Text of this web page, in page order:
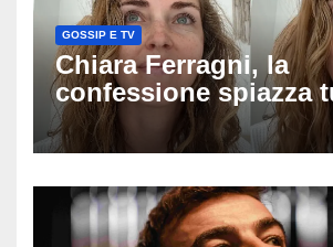
GOSSIP E TV
Chiara Ferragni, la
confessione spiazza
mio ex voleva che mi
il seno». Poi svela i